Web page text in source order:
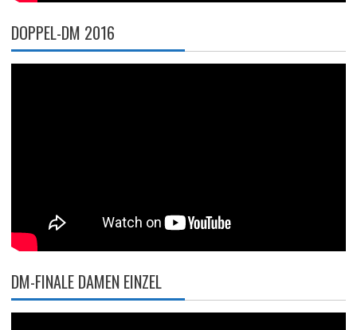
DOPPEL-DM 2016
DM-FINALE DAMEN EINZEL